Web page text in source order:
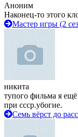
Аноним
Наконец-то этого
Мастер игры (2
никита
тупого фильма я
при ссср.убогие.
Семь вёрст до